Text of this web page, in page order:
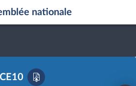
nationale